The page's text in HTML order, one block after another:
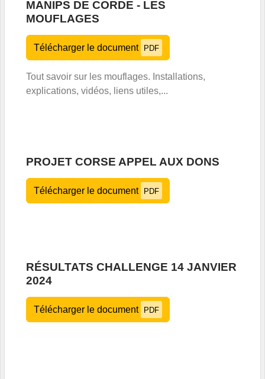
MANIPS DE CORDE - LES
MOUFLAGES
Télécharger le document PDF
Tout savoir sur les mouflages. Installations,
explications, vidéos, liens utiles,...
PROJET CORSE APPEL AUX DONS
Télécharger le document PDF
RÉSULTATS CHALLENGE 14 JANVIER
2024
Télécharger le document PDF